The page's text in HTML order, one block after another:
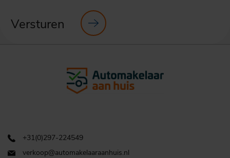
Versturen
+31(0)297-224549
verkoop@automakelaaraanhuis.nl